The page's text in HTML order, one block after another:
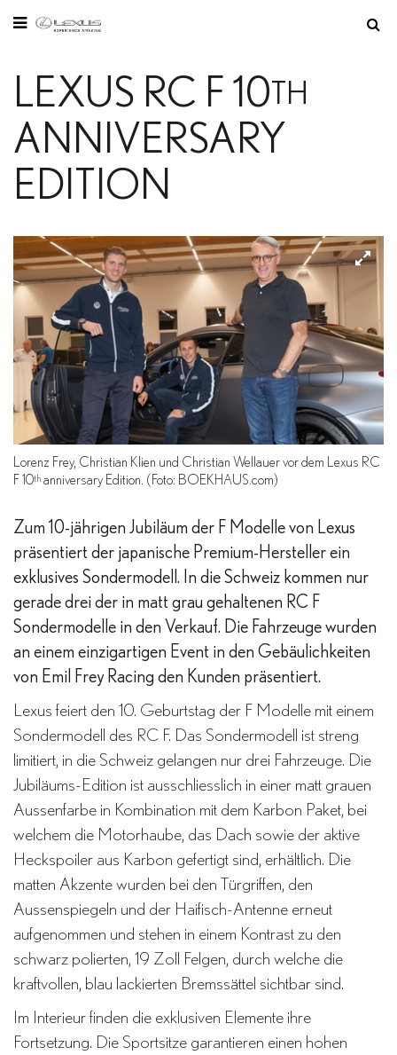
LEXUS RC F 10TH
ANNIVERSARY
EDITION
Lorenz Frey, Christian Klien und Christian Wellauer vor dem Lexus RC
F 10th anniversary Edition. (Foto: BOEKHAUS.com)
Zum 10-jährigen Jubiläum der F Modelle von Lexus
präsentiert der japanische Premium-Hersteller ein
exklusives Sondermodell. In die Schweiz kommen nur
gerade drei der in matt grau gehaltenen RC F
Sondermodelle in den Verkauf. Die Fahrzeuge wurden
an einem einzigartigen Event in den Gebäulichkeiten
von Emil Frey Racing den Kunden präsentiert.
Lexus feiert den 10. Geburtstag der F Modelle mit einem
Sondermodell des RC F. Das Sondermodell ist streng
limitiert, in die Schweiz gelangen nur drei Fahrzeuge. Die
Jubiläums-Edition ist ausschliesslich in einer matt grauen
Aussenfarbe in Kombination mit dem Karbon Paket, bei
welchem die Motorhaube, das Dach sowie der aktive
Heckspoiler aus Karbon gefertigt sind, erhältlich. Die
matten Akzente wurden bei den Türgriffen, den
Aussenspiegeln und der Haifisch-Antenne erneut
aufgenommen und stehen in einem Kontrast zu den
schwarz polierten, 19 Zoll Felgen, durch welche die
kraftvollen, blau lackierten Bremssättel sichtbar sind.
Im Interieur finden die exklusiven Elemente ihre
Fortsetzung. Die Sportsitze garantieren einen hohen